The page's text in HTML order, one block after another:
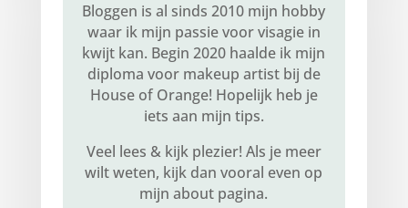
Bloggen is al sinds 2010 mijn hobby
waar ik mijn passie voor visagie in
kwijt kan. Begin 2020 haalde ik mijn
diploma voor makeup artist bij de
House of Orange! Hopelijk heb je
iets aan mijn tips.
Veel lees & kijk plezier! Als je meer
wilt weten, kijk dan vooral even op
mijn about pagina.